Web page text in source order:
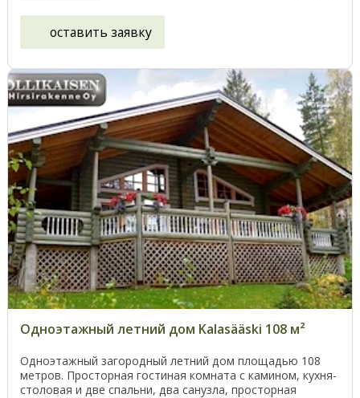
оставить заявку
Одноэтажный летний дом Kalasääski 108 м²
Одноэтажный загородный летний дом площадью 108
метров. Просторная гостиная комната с камином, кухня-
столовая и две спальни, два санузла, просторная